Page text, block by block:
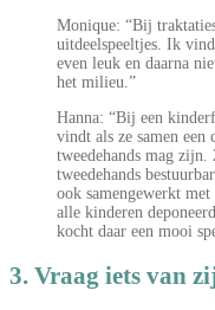
Monique: “Bij
uitdeelspeeltjes. Ik
even leuk en daarna
het milieu.”
Hanna: “Bij een
vindt als ze samen een
tweedehands mag
tweedehands
ook samengewerkt
alle kinderen
kocht daar een mooi
3. Vraag iets van